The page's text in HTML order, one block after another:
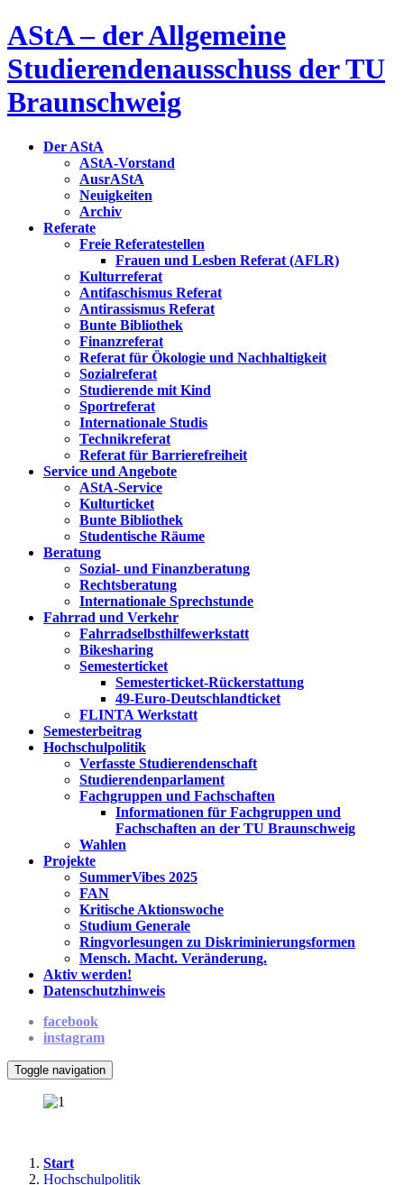
AStA – der Allgemeine
Studierendenausschuss der TU
Braunschweig
Der AStA
AStA-Vorstand
AusrAStA
Neuigkeiten
Archiv
Referate
Freie Referatestellen
Frauen und Lesben Referat (AFLR)
Kulturreferat
Antifaschismus Referat
Antirassismus Referat
Bunte Bibliothek
Finanzreferat
Referat für Ökologie und Nachhaltigkeit
Sozialreferat
Studierende mit Kind
Sportreferat
Internationale Studis
Technikreferat
Referat für Barrierefreiheit
Service und Angebote
AStA-Service
Kulturticket
Bunte Bibliothek
Studentische Räume
Beratung
Sozial- und Finanzberatung
Rechtsberatung
Internationale Sprechstunde
Fahrrad und Verkehr
Fahrradselbsthilfewerkstatt
Bikesharing
Semesterticket
Semesterticket-Rückerstattung
49-Euro-Deutschlandticket
FLINTA Werkstatt
Semesterbeitrag
Hochschulpolitik
Verfasste Studierendenschaft
Studierendenparlament
Fachgruppen und Fachschaften
Informationen für Fachgruppen und
Fachschaften an der TU Braunschweig
Wahlen
Projekte
SummerVibes 2025
FAN
Kritische Aktionswoche
Studium Generale
Ringvorlesungen zu Diskriminierungsformen
Mensch. Macht. Veränderung.
Aktiv werden!
Datenschutzhinweis
facebook
instagram
Toggle navigation
Start
Hochschulpolitik